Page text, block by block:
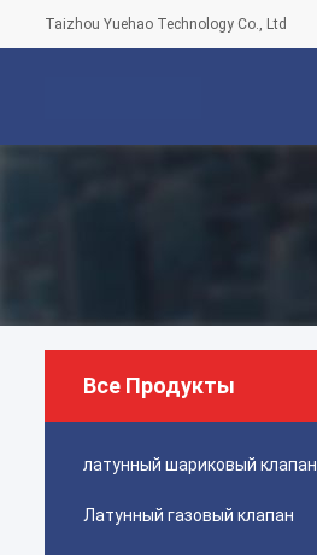
Taizhou Yuehao Technology Co., Ltd
Все Продукты
латунный шариковый клапан
Латунный газовый клапан